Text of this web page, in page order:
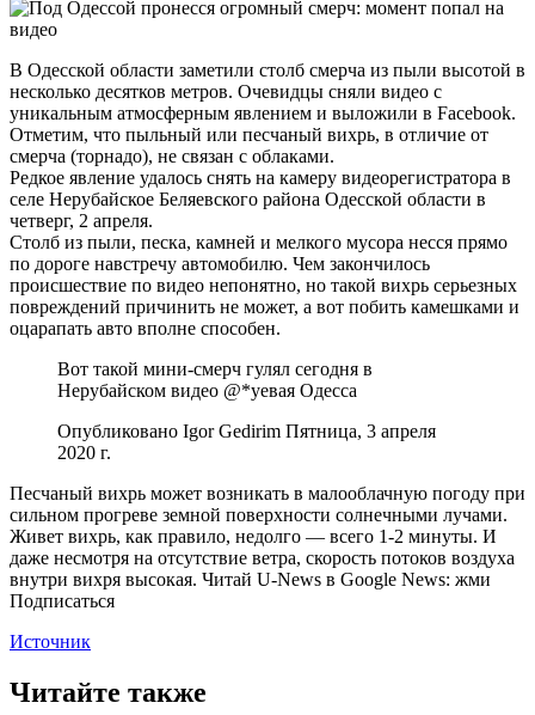
В Одесской области заметили столб смерча из пыли высотой в
несколько десятков метров. Очевидцы сняли видео с
уникальным атмосферным явлением и выложили в Facebook.
Отметим, что пыльный или песчаный вихрь, в отличие от
смерча (торнадо), не связан с облаками.
Редкое явление удалось снять на камеру видеорегистратора в
селе Нерубайское Беляевского района Одесской области в
четверг, 2 апреля.
Столб из пыли, песка, камней и мелкого мусора несся прямо
по дороге навстречу автомобилю. Чем закончилось
происшествие по видео непонятно, но такой вихрь серьезных
повреждений причинить не может, а вот побить камешками и
оцарапать авто вполне способен.
Вот такой мини-смерч гулял сегодня в
Нерубайском видео @*уевая Одесса
Опубликовано Igor Gedirim Пятница, 3 апреля
2020 г.
Песчаный вихрь может возникать в малооблачную погоду при
сильном прогреве земной поверхности солнечными лучами.
Живет вихрь, как правило, недолго — всего 1-2 минуты. И
даже несмотря на отсутствие ветра, скорость потоков воздуха
внутри вихря высокая. Читай U-News в Google News: жми
Подписаться
Источник
Читайте также